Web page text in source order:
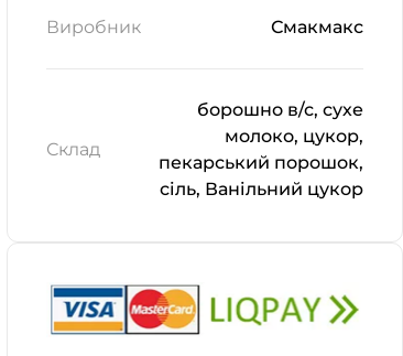
Виробник Смакмакс
Склад
борошно в/с, сухе
молоко, цукор,
пекарський порошок,
сіль, Ванільний цукор